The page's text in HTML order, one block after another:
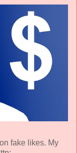
fake likes. My